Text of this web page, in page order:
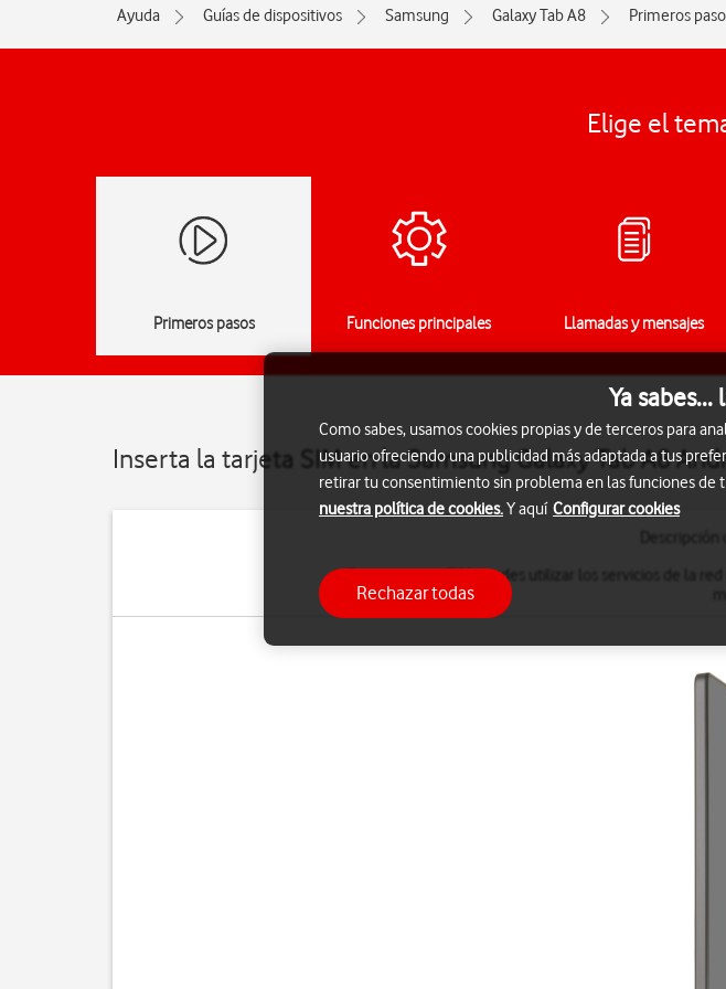
Ayuda Guías de dispositivos Samsung Galaxy Tab A8 Primeros
Elige el
Primeros pasos Funciones principales Llamadas y mensajes
Inserta la tarjeta SIM en la Samsung Galaxy Tab A8
Con un tarjeta SIM puedes utilizar los servicios de la
Ya
Como sabes, usamos cookies propias y de terceros para
usuario ofreciendo una publicidad más adaptada a tus
retirar tu consentimiento sin problema en las funciones de
nuestra política de cookies.Y aquí Configurar cookies
Rechazar todas